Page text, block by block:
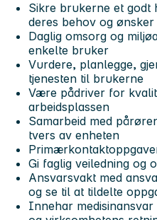
Sikre brukerne et godt
deres behov og ønsker
Daglig omsorg og
enkelte bruker
Vurdere, planlegge,
tjenesten til brukerne
Være pådriver for
arbeidsplassen
Samarbeid med
tvers av enheten
Gi faglig veiledning og
Ansvarsvakt med
og se til at tildelte
Innehar